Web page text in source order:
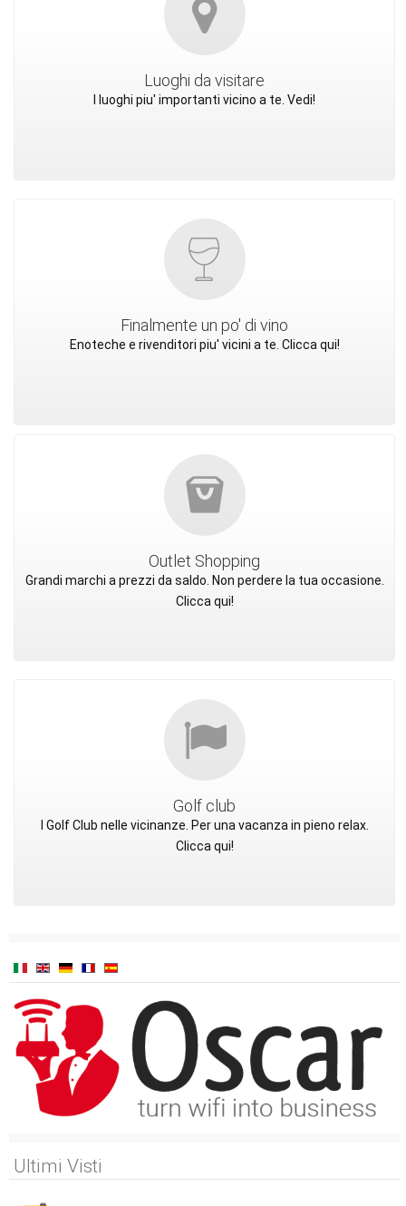
Luoghi da visitare
I luoghi piu' importanti vicino a te. Vedi!
Finalmente un po' di vino
Enoteche e rivenditori piu' vicini a te. Clicca qui!
Outlet Shopping
Grandi marchi a prezzi da saldo. Non perdere la tua occasione.
Clicca qui!
Golf club
I Golf Club nelle vicinanze. Per una vacanza in pieno relax.
Clicca qui!
Ultimi Visti